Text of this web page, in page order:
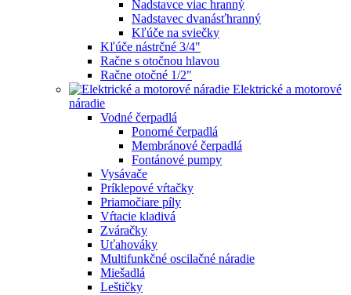
Nadstavce viac hranný
Nadstavec dvanásťhranný
Kľúče na sviečky
Kľúče nástrčné 3/4"
Račne s otočnou hlavou
Račne otočné 1/2"
Elektrické a motorové
náradie
Vodné čerpadlá
Ponorné čerpadlá
Membránové čerpadlá
Fontánové pumpy
Vysávače
Príklepové vŕtačky
Priamočiare píly
Vŕtacie kladivá
Zváračky
Uťahováky
Multifunkčné oscilačné náradie
Miešadlá
Leštičky